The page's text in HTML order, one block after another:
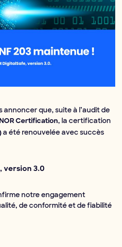
annoncer que, suite à l’audit de
Certification, la certification
a été renouvelée avec succès
version 3.0
notre engagement
de conformité et de fiabilité